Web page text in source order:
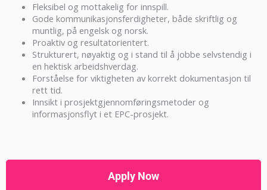
Fleksibel og mottakelig for innspill.
Gode kommunikasjonsferdigheter, både skriftlig og
muntlig, på engelsk og norsk.
Proaktiv og resultatorientert.
Strukturert, nøyaktig og i stand til å jobbe selvstendig i
en hektisk arbeidshverdag.
Forståelse for viktigheten av korrekt dokumentasjon til
rett tid.
Innsikt i prosjektgjennomføringsmetoder og
informasjonsflyt i et EPC-prosjekt.
Apply Now